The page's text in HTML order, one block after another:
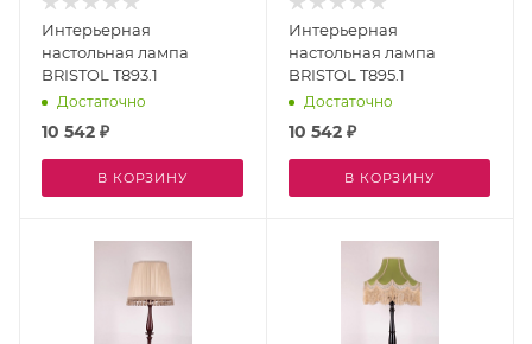
Интерьерная
настольная лампа
BRISTOL T893.1
Достаточно
10 542 ₽
В КОРЗИНУ
Интерьерная
настольная лампа
BRISTOL T895.1
Достаточно
10 542 ₽
В КОРЗИНУ